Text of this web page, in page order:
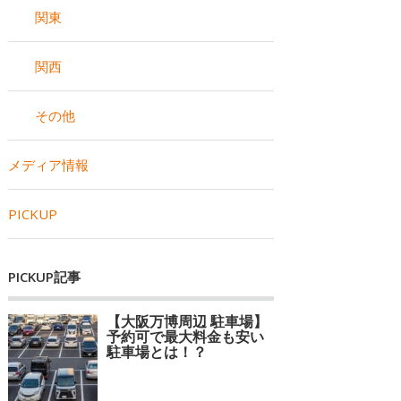
関東
関西
その他
メディア情報
PICKUP
PICKUP記事
【大阪万博周辺 駐車場】
予約可で最大料金も安い
駐車場とは！？